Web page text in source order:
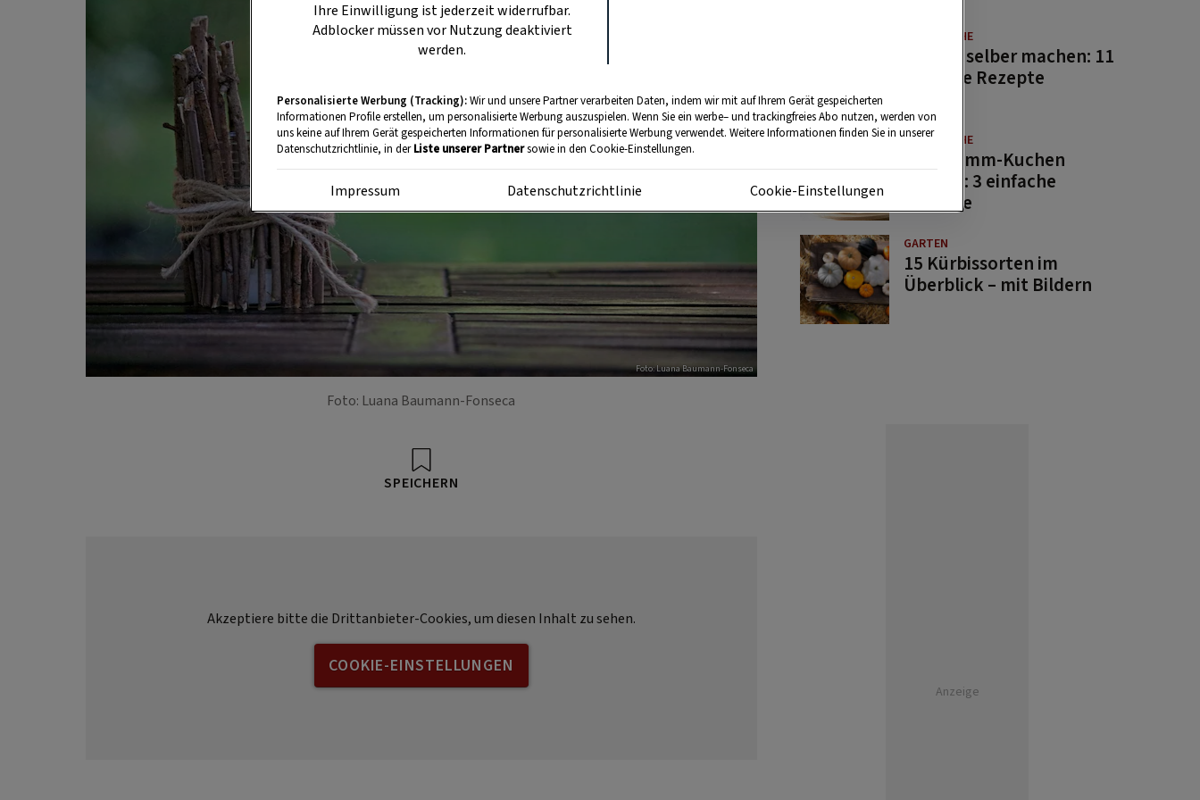
Foto: Luana Baumann-Fonseca
Foto: Luana Baumann-Fonseca
SPEICHERN
Akzeptiere bitte die Drittanbieter-Cookies, um diesen Inhalt zu sehen.
COOKIE-EINSTELLUNGEN
GUTE KÜCHE
Saucen selber machen: 11
beliebte Rezepte
GUTE KÜCHE
Osterlamm-Kuchen
backen: 3 einfache
Rezepte
GARTEN
15 Kürbissorten im
Überblick – mit Bildern
Anzeige
Ihre Einwilligung ist jederzeit widerrufbar.
Adblocker müssen vor Nutzung deaktiviert
werden.
Personalisierte Werbung (Tracking):Wir und unsere Partner verarbeiten Daten, indem wir mit auf Ihrem Gerät gespeicherten
Informationen Profile erstellen, um personalisierte Werbung auszuspielen. Wenn Sie ein werbe– und trackingfreies Abo nutzen, werden von
uns keine auf Ihrem Gerät gespeicherten Informationen für personalisierte Werbung verwendet. Weitere Informationen finden Sie in unserer
Datenschutzrichtlinie, in derListe unserer Partnersowie in den Cookie-Einstellungen.
Impressum Datenschutzrichtlinie Cookie-Einstellungen